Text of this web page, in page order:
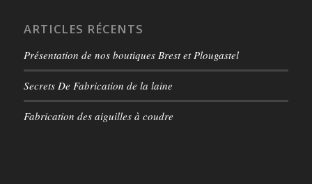
ARTICLES RÉCENTS
Présentation de nos boutiques Brest et Plougastel
Secrets De Fabrication de la laine
Fabrication des aiguilles à coudre